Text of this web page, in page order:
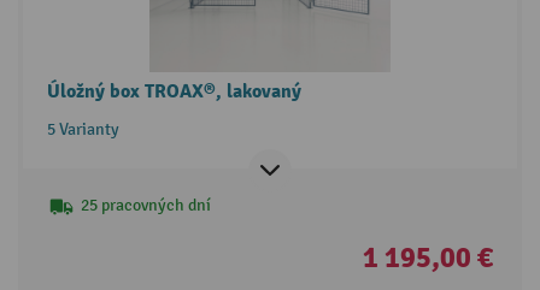
Úložný box TROAX®, lakovaný
5 Varianty
25 pracovných dní
1 195,00 €